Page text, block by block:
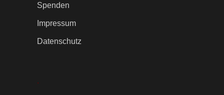
Spenden
Impressum
Datenschutz
.